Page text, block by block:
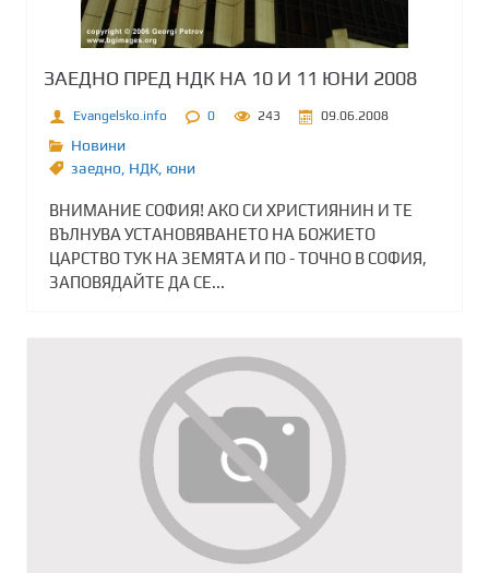
ЗАЕДНО ПРЕД НДК НА 10 И 11 ЮНИ 2008
Evangelsko.info 0 243 09.06.2008
Новини
заедно НДК юни
ВНИМАНИЕ СОФИЯ! АКО СИ ХРИСТИЯНИН И ТЕ
ВЪЛНУВА УСТАНОВЯВАНЕТО НА БОЖИЕТО
ЦАРСТВО ТУК НА ЗЕМЯТА И ПО - ТОЧНО В СОФИЯ,
ЗАПОВЯДАЙТЕ ДА СЕ...